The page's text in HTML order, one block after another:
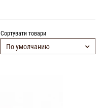
Сортувати товари
По умолчанию